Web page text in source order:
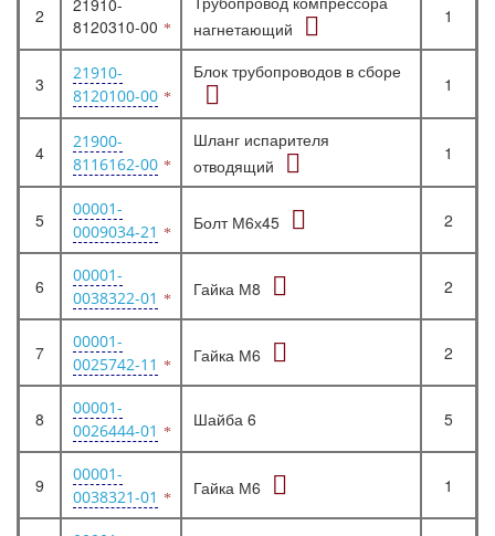
2
21910-
8120310-00
нагнетающий
1
3
21910-
8120100-00
Блок трубопроводов в сборе
1
4
21900-
8116162-00
Шланг испарителя
отводящий
1
5
00001-
0009034-21
Болт М6х45 2
6
00001-
0038322-01
Гайка М8 2
7
00001-
0025742-11
Гайка М6 2
8
00001-
0026444-01
Шайба 6 5
9
00001-
0038321-01
Гайка М6 1